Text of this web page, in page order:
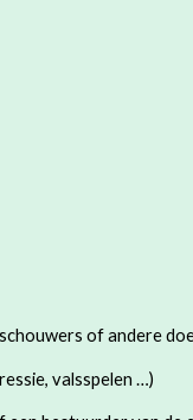
of andere
valsspelen …)